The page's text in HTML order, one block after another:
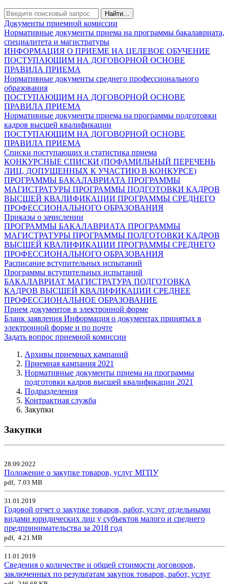
Найти...
Документы приемной комиссии
Нормативные документы приема на программы бакалавриата,
специалитета и магистратуры
ИНФОРМАЦИЯ О ПРИЕМЕ НА ЦЕЛЕВОЕ ОБУЧЕНИЕ
ПОСТУПАЮЩИМ НА ДОГОВОРНОЙ ОСНОВЕ
ПРАВИЛА ПРИЕМА
Нормативные документы среднего профессионального
образования
ПОСТУПАЮЩИМ НА ДОГОВОРНОЙ ОСНОВЕ
ПРАВИЛА ПРИЕМА
Нормативные документы приема на программы подготовки
кадров высшей квалификации
ПОСТУПАЮЩИМ НА ДОГОВОРНОЙ ОСНОВЕ
ПРАВИЛА ПРИЕМА
Списки поступающих и статистика приема
КОНКУРСНЫЕ СПИСКИ (ПОФАМИЛЬНЫЙ ПЕРЕЧЕНЬ
ЛИЦ, ДОПУЩЕННЫХ К УЧАСТИЮ В КОНКУРСЕ)
ПРОГРАММЫ БАКАЛАВРИАТА ПРОГРАММЫ
МАГИСТРАТУРЫ ПРОГРАММЫ ПОДГОТОВКИ КАДРОВ
ВЫСШЕЙ КВАЛИФИКАЦИИ ПРОГРАММЫ СРЕДНЕГО
ПРОФЕССИОНАЛЬНОГО ОБРАЗОВАНИЯ
Приказы о зачислении
ПРОГРАММЫ БАКАЛАВРИАТА ПРОГРАММЫ
МАГИСТРАТУРЫ ПРОГРАММЫ ПОДГОТОВКИ КАДРОВ
ВЫСШЕЙ КВАЛИФИКАЦИИ ПРОГРАММЫ СРЕДНЕГО
ПРОФЕССИОНАЛЬНОГО ОБРАЗОВАНИЯ
Расписание вступительных испытаний
Программы вступительных испытаний
БАКАЛАВРИАТ МАГИСТРАТУРА ПОДГОТОВКА
КАДРОВ ВЫСШЕЙ КВАЛИФИКАЦИИ СРЕДНЕЕ
ПРОФЕССИОНАЛЬНОЕ ОБРАЗОВАНИЕ
Прием документов в электронной форме
Бланк заявления Информация о документах принятых в
электронной форме и по почте
Задать вопрос приемной комиссии
Архивы приемных кампаний
Приемная кампания 2021
Нормативные документы приема на программы
подготовки кадров высшей квалификации 2021
Подразделения
Контрактная служба
Закупки
Закупки
28.09.2022
Положение о закупке товаров, услуг МГПУ
pdf, 7.03 MB
31.01.2019
Годовой отчет о закупке товаров, работ, услуг отдельными
видами юридических лиц у субъектов малого и среднего
предпринимательства за 2018 год
pdf, 4.21 MB
11.01.2019
Сведения о количестве и общей стоимости договоров,
заключенных по результатам закупок товаров, работ, услуг